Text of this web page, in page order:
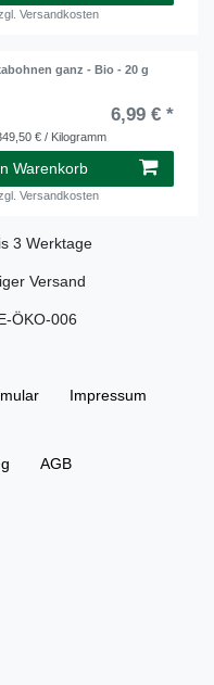
Versandkosten
ganz - Bio - 20 g
6,99 € *
€ / Kilogramm
Warenkorb
Versandkosten
3 Werktage
Versand
ÖKO-006
Impressum
AGB